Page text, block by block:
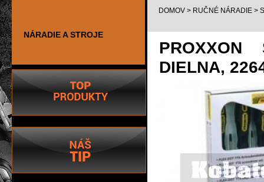
NÁRADIE A STROJE
DOMOV > RUČNÉ NÁRADIE >
PROXXON
DIELNA,